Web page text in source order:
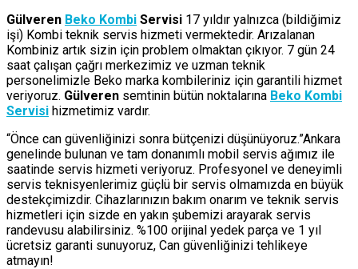
Gülveren Beko Kombi Servisi 17 yıldır yalnızca (bildiğimiz
işi) Kombi teknik servis hizmeti vermektedir. Arızalanan
Kombiniz artık sizin için problem olmaktan çıkıyor. 7 gün 24
saat çalışan çağrı merkezimiz ve uzman teknik
personelimizle Beko marka kombileriniz için garantili hizmet
veriyoruz. Gülveren semtinin bütün noktalarına Beko Kombi
Servisi hizmetimiz vardır.
“Önce can güvenliğinizi sonra bütçenizi düşünüyoruz.”Ankara
genelinde bulunan ve tam donanımlı mobil servis ağımız ile
saatinde servis hizmeti veriyoruz. Profesyonel ve deneyimli
servis teknisyenlerimiz güçlü bir servis olmamızda en büyük
destekçimizdir. Cihazlarınızın bakım onarım ve teknik servis
hizmetleri için sizde en yakın şubemizi arayarak servis
randevusu alabilirsiniz. %100 orijinal yedek parça ve 1 yıl
ücretsiz garanti sunuyoruz, Can güvenliğinizi tehlikeye
atmayın!